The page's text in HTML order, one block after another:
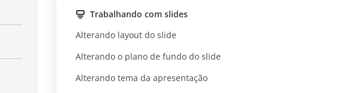
Trabalhando com slides
Alterando layout do slide
Alterando o plano de fundo do slide
Alterando tema da apresentação